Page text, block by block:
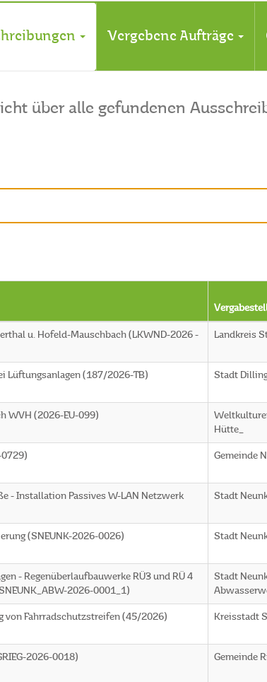
Vergebene Aufträge
über alle gefundenen
u. Hofeld-Mauschbach (LKWND-2026 -
Landkreis
Lüftungsanlagen (187/2026-TB) Stadt
WVH (2026-EU-099)
Hütte_
0729) Gemeinde
- Installation Passives W-LAN Netzwerk
Stadt
(SNEUNK-2026-0026) Stadt
- Regenüberlaufbauwerke RÜ3 und RÜ 4
2026-0001_1)
Stadt
von Fahrradschutzstreifen (45/2026) Kreisstadt
2026-0018) Gemeinde